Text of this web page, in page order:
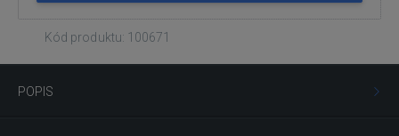
Kód produktu: 100671
POPIS